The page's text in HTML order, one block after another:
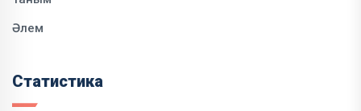
Әлем
Статистика